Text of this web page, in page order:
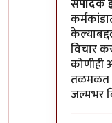
संपादक
विचार
कोणीही
तळमळत
जल्मभर